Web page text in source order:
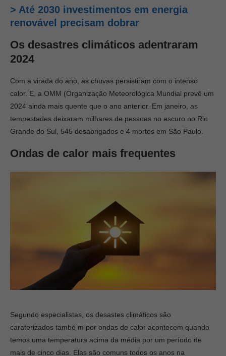
> Até 2030 investimentos em energia
renovável precisam dobrar
Os desastres climáticos adentraram
2024
Com a virada do ano, as chuvas persistiram com o intenso
calor. E, a OMM (Organização Meteorológica Mundial prevê um
2024 ainda mais quente que o ano anterior. Em janeiro, as
tempestades deixaram milhares de pessoas no escuro no Rio
Grande do Sul, 545 desabrigados e 4 mortos em São Paulo.
Ondas de calor mais frequentes
Segundo especialistas, os desastes climáticos são
caraterizados també m por ondas de calor acontecem quando
temos uma temperatura acima da média por um período de
mais de cinco dias. Elas são comuns todos os anos na